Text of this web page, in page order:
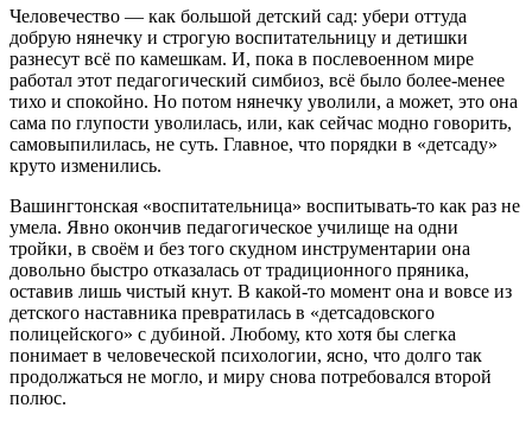
Человечество ― как большой детский сад: убери оттуда
добрую нянечку и строгую воспитательницу и детишки
разнесут всё по камешкам. И, пока в послевоенном мире
работал этот педагогический симбиоз, всё было более-менее
тихо и спокойно. Но потом нянечку уволили, а может, это она
сама по глупости уволилась, или, как сейчас модно говорить,
самовыпилилась, не суть. Главное, что порядки в «детсаду»
круто изменились.
Вашингтонская «воспитательница» воспитывать-то как раз не
умела. Явно окончив педагогическое училище на одни
тройки, в своём и без того скудном инструментарии она
довольно быстро отказалась от традиционного пряника,
оставив лишь чистый кнут. В какой-то момент она и вовсе из
детского наставника превратилась в «детсадовского
полицейского» с дубиной. Любому, кто хотя бы слегка
понимает в человеческой психологии, ясно, что долго так
продолжаться не могло, и миру снова потребовался второй
полюс.